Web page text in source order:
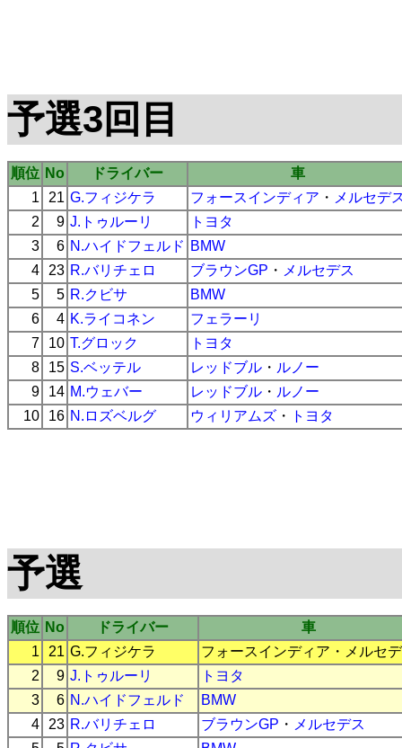
予選3回目
順位 No ドライバー
車
1
21 G.フィジケラ フォースインディア ・ メルセデ
2
9 J.トゥルーリ
トヨタ
3
6 N.ハイドフェルド BMW
4
23 R.バリチェロ ブラウンGP ・ メルセデス
5
5 R.クビサ
BMW
6
4 K.ライコネン
フェラーリ
7
10 T.グロック
トヨタ
8
15 S.ベッテル レッドブル ・ ルノー
9
14 M.ウェバー レッドブル ・ ルノー
10
16 N.ロズベルグ ウィリアムズ ・ トヨタ
予選
順位 No ドライバー
車
1
21 G.フィジケラ フォースインディア ・ メルセ
2
9 J.トゥルーリ
トヨタ
3
6 N.ハイドフェルド
BMW
4
23 R.バリチェロ ブラウンGP ・ メルセデス